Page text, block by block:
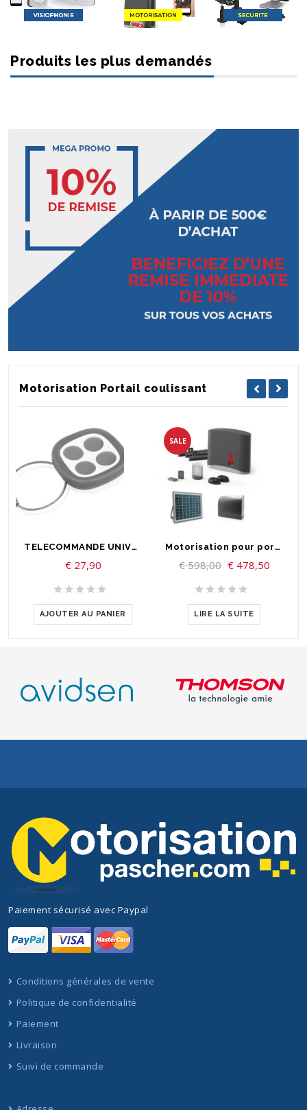
Produits les plus demandés
Motorisation Portail coulissant
TELECOMMANDE UNIVERSELLE POUR PORTAIL OU GARAGE
€27,90
AJOUTER AU PANIER
SALE
Motorisation pour portail coulissant - Swip 200 NON CONNECTÉ + KIT SOLAIRE
€598,00 €478,50
LIRE LA SUITE
Paiement sécurisé avec Paypal
Conditions générales de vente
Politique de confidentialité
Paiement
Livraison
Suivi de commande